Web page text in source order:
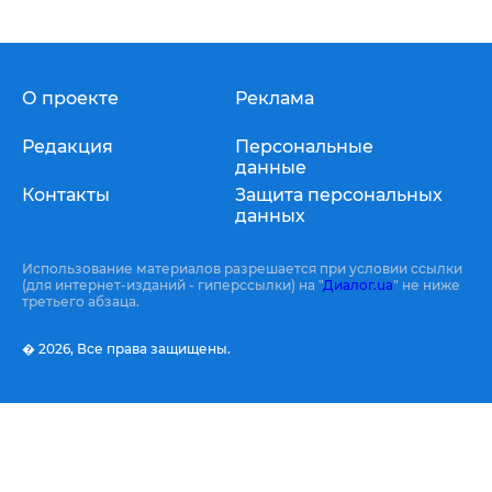
О проекте
Редакция
Контакты
Реклама
Персональные
данные
Защита персональных
данных
Использование материалов разрешается при условии ссылки
(для интернет-изданий - гиперссылки) на "Диалог.ua" не ниже
третьего абзаца.
� 2026, Все права защищены.